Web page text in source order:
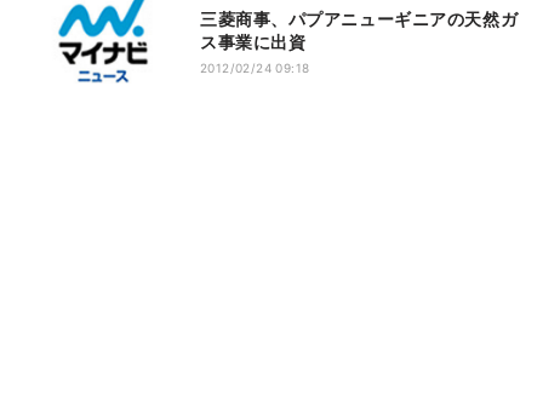
三菱商事、パプアニューギニアの天然ガ
ス事業に出資
2012/02/24 09:18